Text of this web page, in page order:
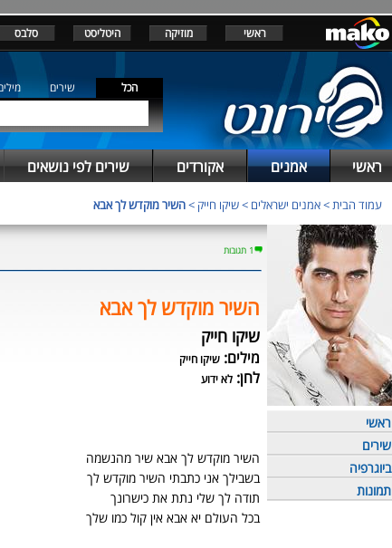
ראשי מוזיקה היטליסט סלבס
הכל שירים
ראשי אמנים אקורדים שירים לפי נושאים
עמוד הבית>אמנים ישראלים >שיקו חייק >השיר מוקדש לך אבא
ראשי
שירים
ביוגרפיה
תמונות
1 תגובות
השיר מוקדש לך אבא
שיקו חייק
מילים: שיקו חייק
לחן: לא ידוע
השיר מוקדש לך אבא שיר מהנשמה
בשבילך אני כתבתי השיר מוקדש לך
תודה לך שלי נתת את כישרונך
בכל העולם יא אבא אין קול כמו שלך